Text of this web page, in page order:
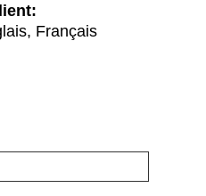
Français